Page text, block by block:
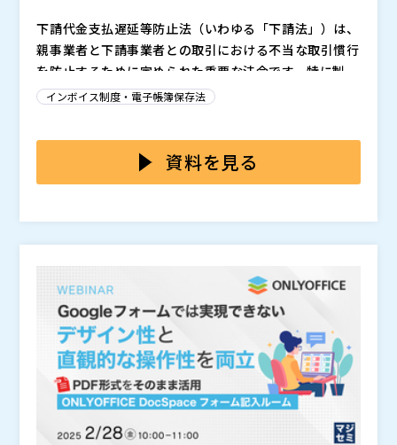
下請代金支払遅延等防止法（いわゆる「下請法」）は、
親事業者と下請事業者との取引における不当な取引慣行
を防止するために定められた重要な法令です。特に製造
業や商社、小売など幅広い業種の購買部門では、この法
延、支払条件の不整備など、気づかぬうちに下請法違反
に該当してしまうリスクが潜んでいます。 こうした違
なく、内部統制上の重大な問題として企業全体に波及す
る可能性もあります。今、購買部門には法令順守を属人
化ではなく「仕組み」で実現するガバナンス強化が急務
となっています。
ガバナンスとコンプライアンスは、単なる“ルール順
のように社内外との取引が発生する領域では不可欠な基
盤です。 しかし実際には、法令対応が現場任せで運用
ていたりする例も少なくありません。購買部門には今、
業務プロセスを標準化し、統制を“構造”で実現するアプ
ローチが求められています。
本セミナーでは、購買業務に潜むリスクの可視化から、
承認フローの整備、履歴管理、法令対応の仕組み化ま
方法を解説します。属人化や非効率を排除しながら、誰
でも正しく・安全に購買業務を遂行できる体制をどう構
築するか。実際の成功事例を交えながら、現場と経営を
つなぐ調達DXの第一歩を体系的にご紹介します。
DAIKO XTECH株式会社（
株式会社オープンソース活用研究所（） マジセミ株式
会社（）
※共催、協賛、協力、講演企業は将来的に追加、削除さ
れる可能性があります。
インボイス制度・電子帳簿保存法
資料を見る